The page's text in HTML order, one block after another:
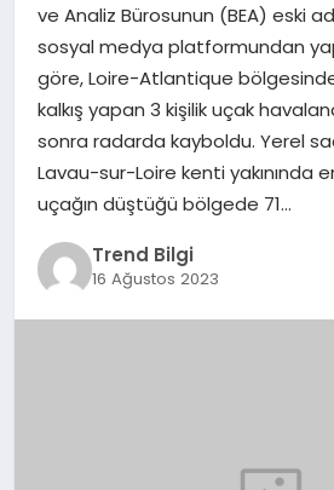
SPOR
TEKNOLOJI
YAŞAM
ve Analiz Bürosunun (BEA) eski
sosyal medya platformundan
göre, Loire-Atlantique
kalkış yapan 3 kişilik uçak
sonra radarda kayboldu. Yerel
Lavau-sur-Loire kenti yakınında
uçağın düştüğü bölgede 71…
Trend Bilgi
16 Ağustos 2023